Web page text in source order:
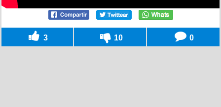
3 10 0